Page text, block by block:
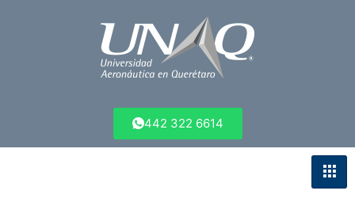
442 322 6614